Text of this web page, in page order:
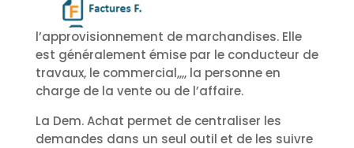
l’approvisionnement de marchandises. Elle
est généralement émise par le conducteur de
travaux, le commercial,,,, la personne en
charge de la vente ou de l’affaire.
La Dem. Achat permet de centraliser les
demandes dans un seul outil et de les suivre